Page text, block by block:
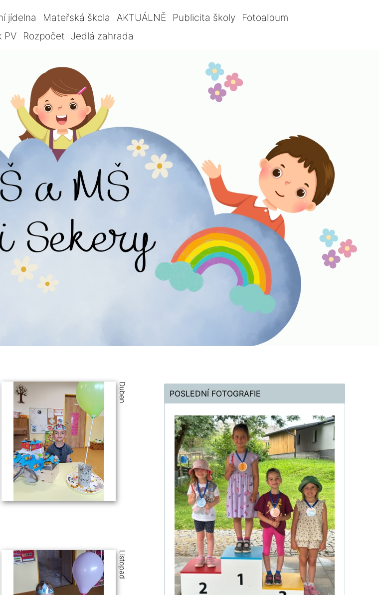
jídelna Mateřská škola AKTUÁLNĚ Publicita školy
Fotoalbum
PV Rozpočet Jedlá zahrada
Duben
Listopad
POSLEDNÍ FOTOGRAFIE